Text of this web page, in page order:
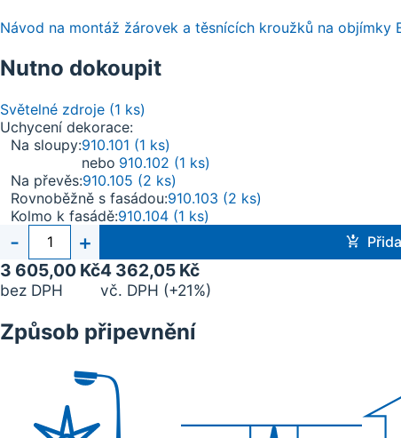
Návod na montáž žárovek a těsnících kroužků na objímky
Nutno dokoupit
Světelné zdroje (1 ks)
Uchycení dekorace
Na sloupy 910.101 (1 ks)
nebo 910.102 (1 ks)
Na převěs 910.105 (2 ks)
Rovnoběžně s fasádou 910.103 (2 ks)
Kolmo k fasádě 910.104 (1 ks)
Počet
kusů
- +
3 605,00 Kč
bez DPH
4 362,05 Kč
vč. DPH (+21%)
Způsob připevnění